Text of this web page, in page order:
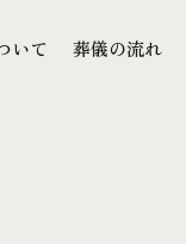
いて
葬儀の流れ